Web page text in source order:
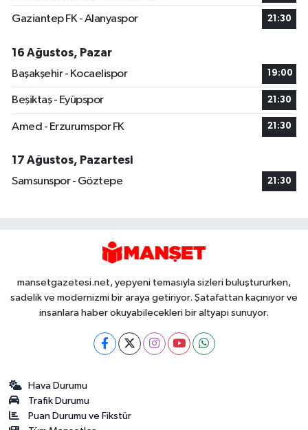
Gaziantep FK - Alanyaspor 21:30
16 Ağustos, Pazar
Başakşehir - Kocaelispor
19:00
Beşiktaş - Eyüpspor 21:30
Amed - Erzurumspor FK 21:30
17 Ağustos, Pazartesi
Samsunspor - Göztepe
21:30
mansetgazetesi.net, yepyeni temasıyla sizleri buluştururken,
sadelik ve modernizmi bir araya getiriyor. Şatafattan kaçınıyor ve
insanlara haber okuyabilecekleri bir altyapı sunuyor.
Hava Durumu
Trafik Durumu
Puan Durumu ve Fikstür